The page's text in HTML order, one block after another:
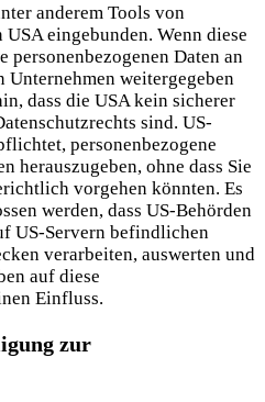
anderem Tools von
eingebunden. Wenn diese
Daten an
weitergegeben
dass die USA kein sicherer
sind. US-
personenbezogene
herauszugeben, ohne dass Sie
vorgehen könnten. Es
werden, dass US-Behörden
US-Servern befindlichen
verarbeiten, auswerten und
auf diese
Einfluss.
zur